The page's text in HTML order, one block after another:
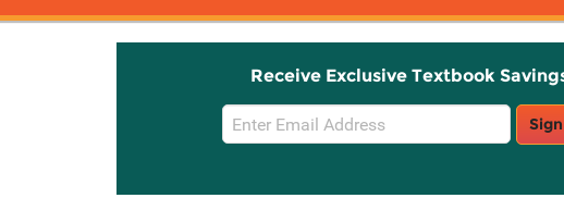
Receive Exclusive Textbook
Email
Sign